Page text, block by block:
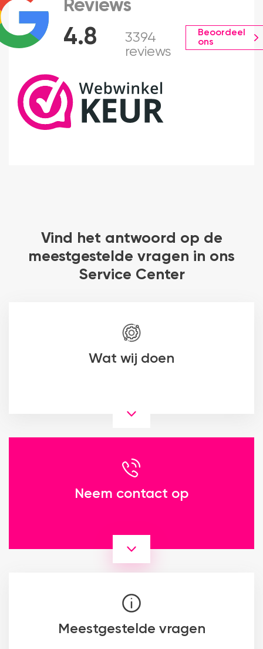
4.8
Reviews
3394
reviews
Beoordeel
ons
Vind het antwoord op de
meestgestelde vragen in ons
Service Center
Wat wij doen
Neem contact op
Meestgestelde vragen